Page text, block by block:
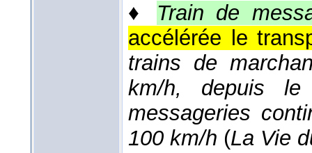
♦ Train de
accélérée le
trains de
km/h, depuis
messageries
100 km/h (La Vie